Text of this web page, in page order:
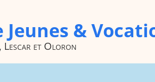
Jeunes &
Lescar et Oloron